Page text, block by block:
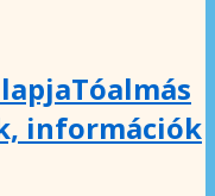
Tóalmás
információk